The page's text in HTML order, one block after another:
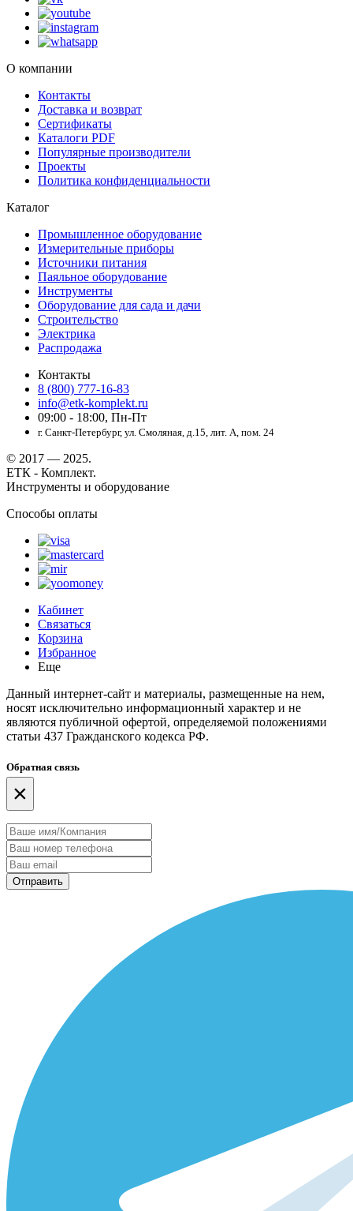
О компании
Контакты
Доставка и возврат
Сертификаты
Каталоги PDF
Популярные производители
Проекты
Политика конфиденциальности
Каталог
Промышленное оборудование
Измерительные приборы
Источники питания
Паяльное оборудование
Инструменты
Оборудование для сада и дачи
Строительство
Электрика
Распродажа
Контакты
8 (800) 777-16-83
info@etk-komplekt.ru
09:00 - 18:00, Пн-Пт
г. Санкт-Петербург, ул. Смоляная, д.15, лит. А, пом. 24
© 2017 — 2025.
ЕТК - Комплект.
Инструменты и оборудование
Способы оплаты
Кабинет
Связаться
Корзина
Избранное
Еще
Данный интернет-сайт и материалы, размещенные на нем,
носят исключительно информационный характер и не
являются публичной офертой, определяемой положениями
статьи 437 Гражданского кодекса РФ.
Обратная связь
×
Отправить